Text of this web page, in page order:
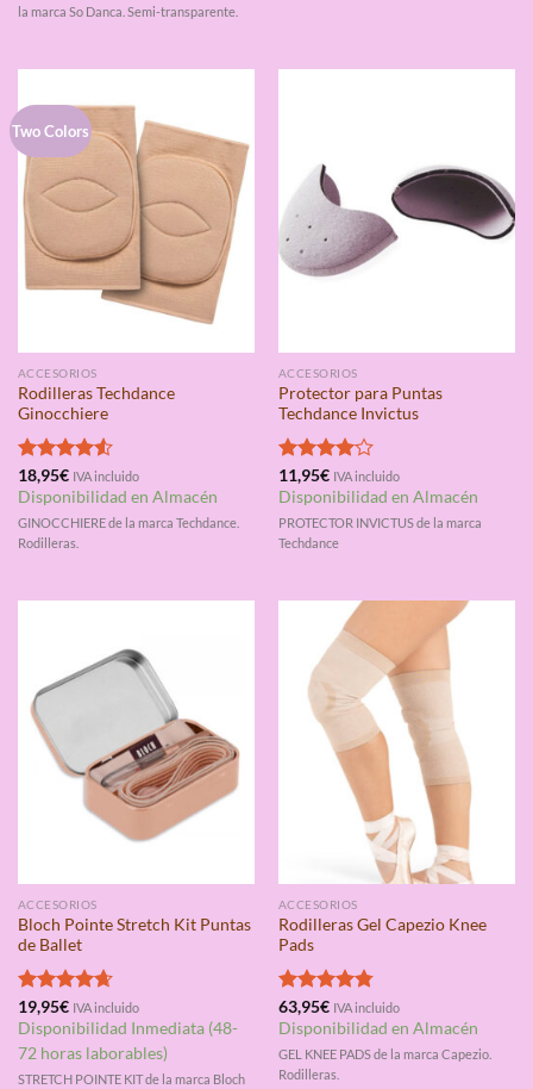
la marca So Danca. Semi-transparente.
Two Colors
ACCESORIOS
Rodilleras Techdance
Ginocchiere
Valorado
con4.50
18,95€ IVA incluido
Disponibilidad en Almacén
GINOCCHIERE de la marca Techdance.
Rodilleras.
ACCESORIOS
Protector para Puntas
Techdance Invictus
Valorado
con4.00
11,95€ IVA incluido
Disponibilidad en Almacén
PROTECTOR INVICTUS de la marca
Techdance
ACCESORIOS
Bloch Pointe Stretch Kit Puntas
de Ballet
Valorado
con4.67
de 5
19,95€ IVA incluido
Disponibilidad Inmediata (48-
72 horas laborables)
STRETCH POINTE KIT de la marca Bloch
ACCESORIOS
Rodilleras Gel Capezio Knee
Pads
Valorado
con4.75
63,95€ IVA incluido
Disponibilidad en Almacén
GEL KNEE PADS de la marca Capezio.
Rodilleras.